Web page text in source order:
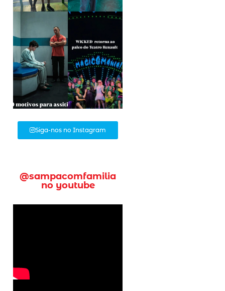
Siga-nos no Instagram
@sampacomfamilia
no youtube